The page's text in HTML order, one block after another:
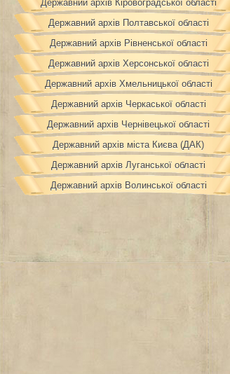
Державний архів Кіровоградської області
Державний архів Полтавської області
Державний архів Рівненської області
Державний архів Херсонської області
Державний архів Хмельницької області
Державний архів Черкаської області
Державний архів Чернівецької області
Державний архів міста Києва (ДАК)
Державний архів Луганської області
Державний архів Волинської області